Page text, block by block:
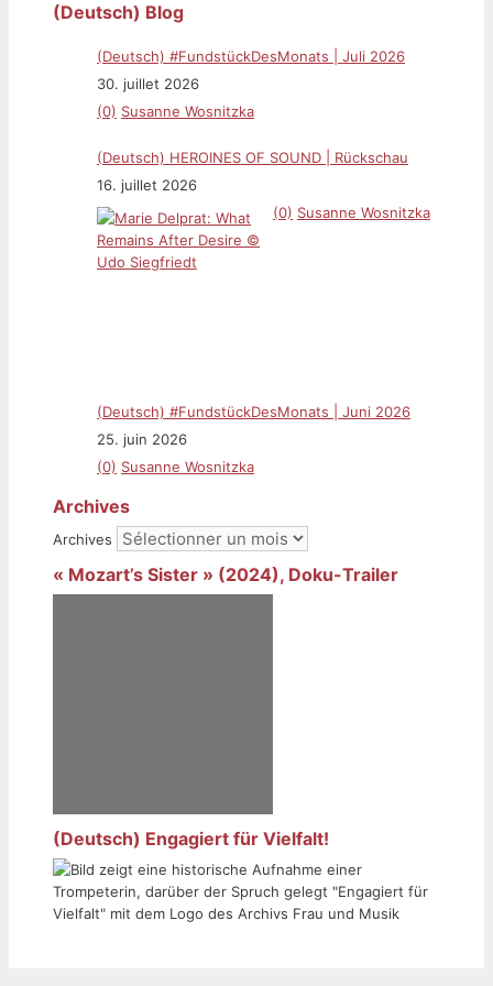
(Deutsch) Blog
(Deutsch) #FundstückDesMonats | Juli 2026
30. juillet 2026
(0) Susanne Wosnitzka
(Deutsch) HEROINES OF SOUND | Rückschau
16. juillet 2026
(0) Susanne Wosnitzka
(Deutsch) #FundstückDesMonats | Juni 2026
25. juin 2026
(0) Susanne Wosnitzka
Archives
Archives
« Mozart’s Sister » (2024), Doku-Trailer
(Deutsch) Engagiert für Vielfalt!